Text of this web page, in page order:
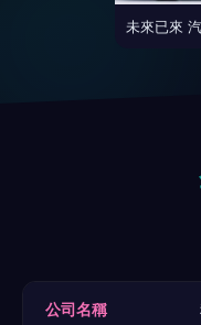
公司名稱